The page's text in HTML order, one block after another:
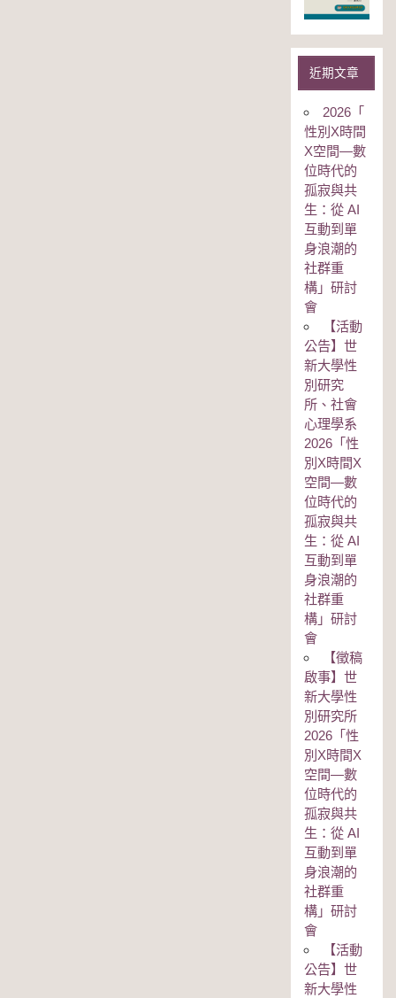
近期文章
2026「
性別Χ時間
Χ空間—數
位時代的
孤寂與共
生：從 AI
互動到單
身浪潮的
社群重
構」研討
會
【活動
公告】世
新大學性
別研究
所、社會
心理學系
2026「性
別Χ時間Χ
空間—數
位時代的
孤寂與共
生：從 AI
互動到單
身浪潮的
社群重
構」研討
會
【徵稿
啟事】世
新大學性
別研究所
2026「性
別Χ時間Χ
空間—數
位時代的
孤寂與共
生：從 AI
互動到單
身浪潮的
社群重
構」研討
會
【活動
公告】世
新大學性